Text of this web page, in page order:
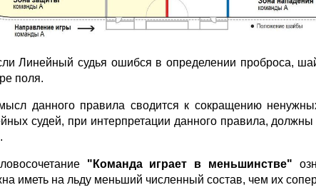
Линейный судья ошибся в определении проброса,
поля.
данного правила сводится к сокращению
судей, при интерпретации данного правила,
"Команда играет в меньшинстве"
иметь на льду меньший численный состав, чем их